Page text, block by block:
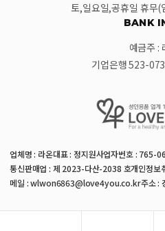
토,일요일,공휴일 휴무(
BANK
예금주 :
기업은행 523-
업체명 : 라온대표 : 정지원사업자번호 : 765-
통신판매업 : 제 2023-다산-2038 호개인정보
메일 : wlwon6863@love4you.co.kr주소 :